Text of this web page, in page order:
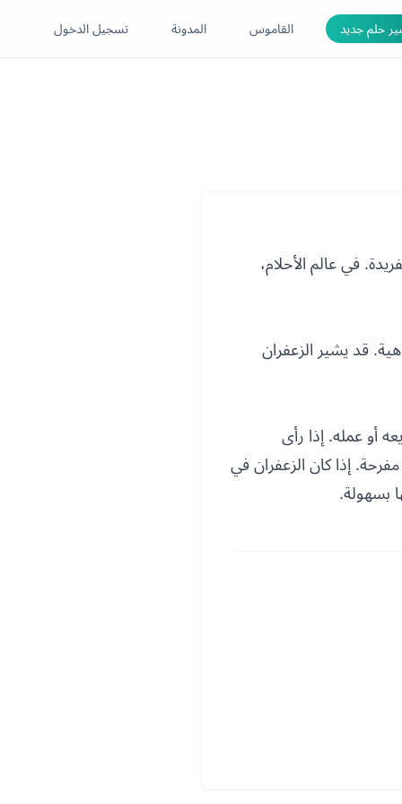
حلم جديد القاموس المدونة تسجيل الدخول
في عالم الأحلام،
قد يشير الزعفران
أو عمله. إذا رأى
إذا كان الزعفران في
بسهولة.